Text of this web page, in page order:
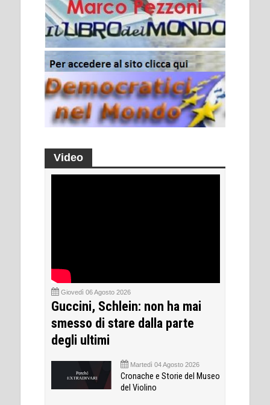
Video
Giovedì 06 Agosto 2026
Guccini, Schlein: non ha mai
smesso di stare dalla parte
degli ultimi
Martedì 04 Agosto 2026
Cronache e Storie del Museo
del Violino